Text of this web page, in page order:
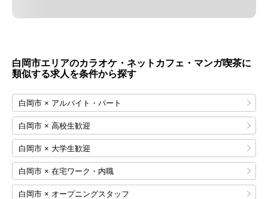
白岡市エリアのカラオケ・ネットカフェ・マンガ喫茶に
類似する求人を条件から探す
白岡市 × アルバイト・パート
白岡市 × 高校生歓迎
白岡市 × 大学生歓迎
白岡市 × 在宅ワーク・内職
白岡市 × オープニングスタッフ